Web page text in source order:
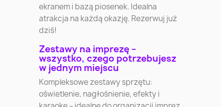
ekranem i bazą piosenek. Idealna
atrakcja na każdą okazję. Rezerwuj już
dziś!
Zestawy na imprezę –
wszystko, czego potrzebujesz
w jednym miejscu
Kompleksowe zestawy sprzętu:
oświetlenie, nagłośnienie, efekty i